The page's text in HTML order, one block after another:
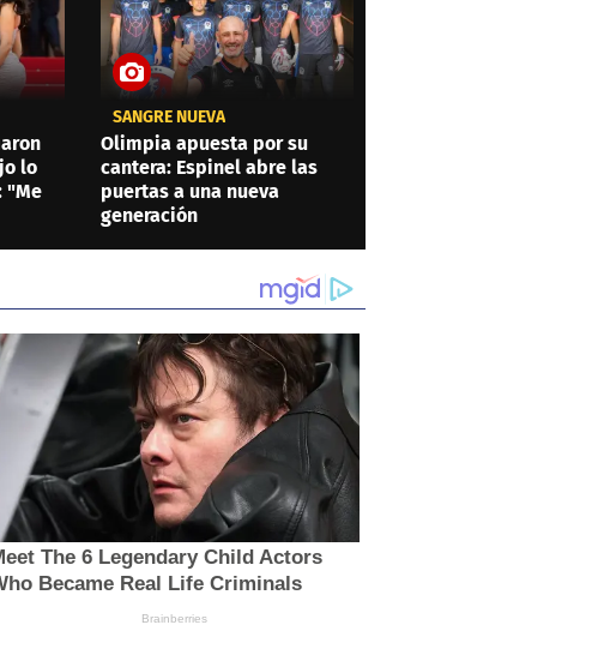
lo
"Me
SANGRE NUEVA
Olimpia apuesta por su
cantera: Espinel abre las
puertas a una nueva
generación